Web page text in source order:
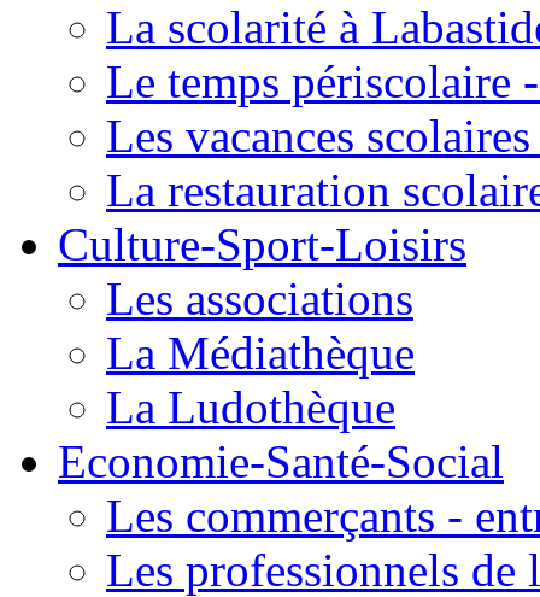
La scolarité à
Le temps périscolaire
Les vacances
La restauration
Culture-Sport-Loisirs
Les associations
La Médiathèque
La Ludothèque
Economie-Santé-Social
Les commerçants -
Les professionnels de